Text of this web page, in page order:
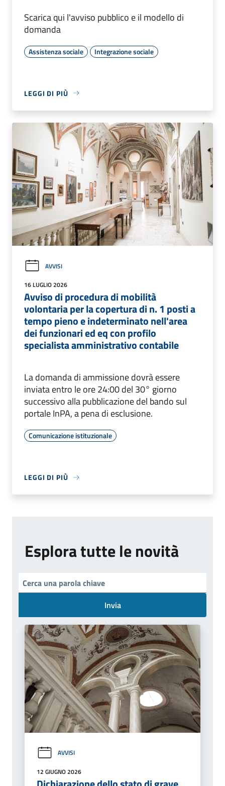
Scarica qui l'avviso pubblico e il modello di
domanda
Assistenza sociale Integrazione sociale
LEGGI DI PIÙ
AVVISI
16 LUGLIO 2026
Avviso di procedura di mobilità
volontaria per la copertura di n. 1 posti a
tempo pieno e indeterminato nell'area
dei funzionari ed eq con profilo
specialista amministrativo contabile
La domanda di ammissione dovrà essere
inviata entro le ore 24:00 del 30° giorno
successivo alla pubblicazione del bando sul
portale InPA, a pena di esclusione.
Comunicazione istituzionale
LEGGI DI PIÙ
Esplora tutte le novità
Invia
AVVISI
12 GIUGNO 2026